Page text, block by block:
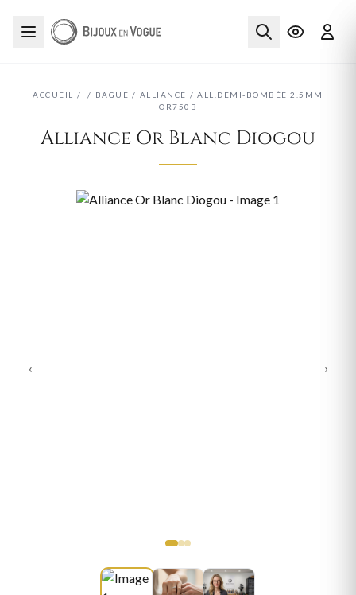
ACCUEIL / / BAGUE / ALLIANCE / ALL.DEMI-BOMBÉE 2.5MM
OR750B
Alliance Or Blanc Diogou
‹ ›